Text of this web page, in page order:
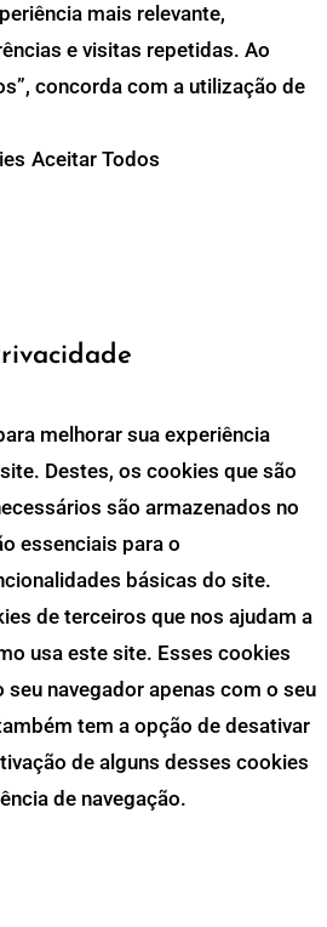
mais relevante,
e visitas repetidas. Ao
concorda com a utilização de
Aceitar Todos
melhorar sua experiência
Destes, os cookies que são
são armazenados no
essenciais para o
básicas do site.
de terceiros que nos ajudam a
usa este site. Esses cookies
navegador apenas com o seu
tem a opção de desativar
de alguns desses cookies
de navegação.